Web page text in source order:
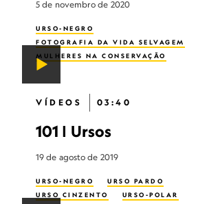
5 de novembro de 2020
URSO-NEGRO
FOTOGRAFIA DA VIDA SELVAGEM
MULHERES NA CONSERVAÇÃO
VÍDEOS 03:40
101 | Ursos
19 de agosto de 2019
URSO-NEGRO
URSO PARDO
URSO CINZENTO
URSO-POLAR